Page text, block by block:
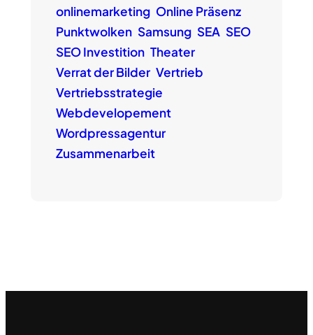
onlinemarketing Online Präsenz
Punktwolken Samsung SEA SEO
SEO Investition Theater
Verrat der Bilder Vertrieb
Vertriebsstrategie
Webdevelopement
Wordpressagentur
Zusammenarbeit